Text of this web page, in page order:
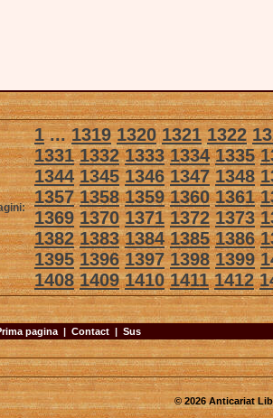
1...1319 1320 1321 1322
1331 1332 1333 1334 1335
1344 1345 1346 1347 1348
1357 1358 1359 1360 1361
1369 1370 1371 1372 1373
1382 1383 1384 1385 1386
1395 1396 1397 1398 1399
1408 1409 1410 1411 1412
pagina | Contact | Sus
© 2026 Anticariat